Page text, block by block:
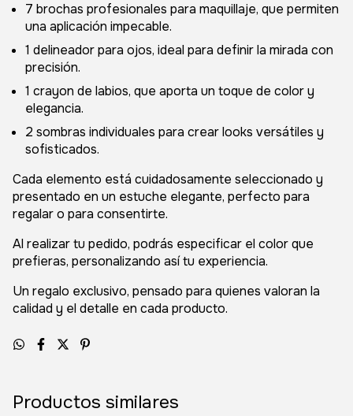
7 brochas profesionales para maquillaje, que permiten
una aplicación impecable.
1 delineador para ojos, ideal para definir la mirada con
precisión.
1 crayon de labios, que aporta un toque de color y
elegancia.
2 sombras individuales para crear looks versátiles y
sofisticados.
Cada elemento está cuidadosamente seleccionado y
presentado en un estuche elegante, perfecto para
regalar o para consentirte.
Al realizar tu pedido, podrás especificar el color que
prefieras, personalizando así tu experiencia.
Un regalo exclusivo, pensado para quienes valoran la
calidad y el detalle en cada producto.
Productos similares